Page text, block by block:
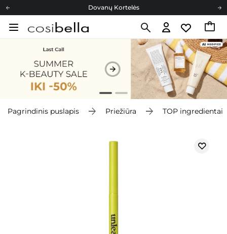
Dovanų Kortelės
Cosibella lojalumo programa
Dovanų Kortelės
Pagrindinis puslapis Priežiūra TOP ingredientai